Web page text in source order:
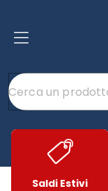
Saldi Estivi